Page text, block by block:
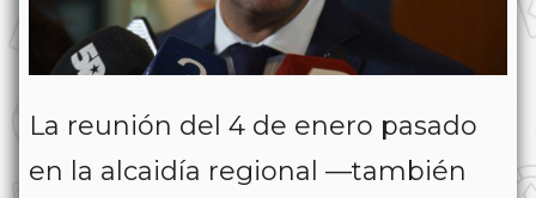
La reunión del 4 de enero pasado
en la alcaidía regional —también